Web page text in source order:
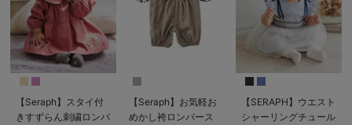
【Seraph】スタイ付
きすずらん刺繍ロンパ
【Seraph】お気軽お
めかし袴ロンパース
【SERAPH】ウエスト
シャーリングチュール